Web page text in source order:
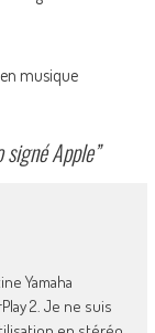
musique
Apple”
Yamaha
2. Je ne suis